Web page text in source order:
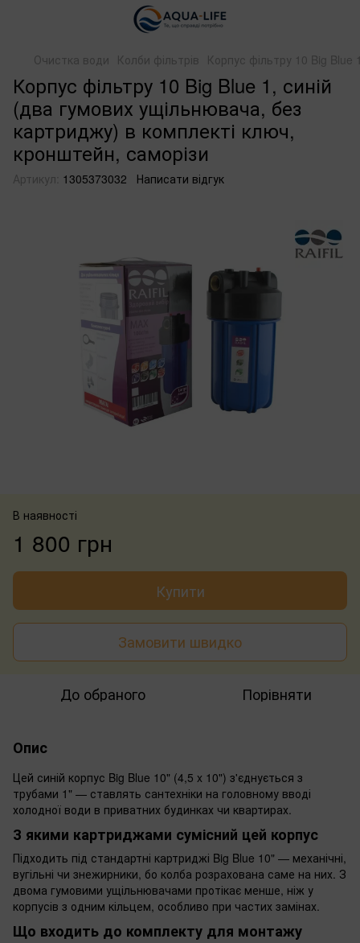
Очистка води Колби фільтрів Корпус фільтру 10 Big
Корпус фільтру 10 Big Blue 1, синій
(два гумових ущільнювача, без
картриджу) в комплекті ключ,
кронштейн, саморізи
Артикул: 1305373032 Написати відгук
В наявності
1 800 грн
Купити
Замовити швидко
До обраного Порівняти
Опис
Цей синій корпус Big Blue 10" (4,5 x 10") з'єднується з
трубами 1" — ставлять сантехніки на головному вводі
холодної води в приватних будинках чи квартирах.
З якими картриджами сумісний цей корпус
Підходить під стандартні картриджі Big Blue 10" — механічні,
вугільні чи знежирники, бо колба розрахована саме на них. З
двома гумовими ущільнювачами протікає менше, ніж у
корпусів з одним кільцем, особливо при частих замінах.
Що входить до комплекту для монтажу